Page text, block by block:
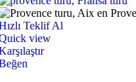
Teklif Al
view